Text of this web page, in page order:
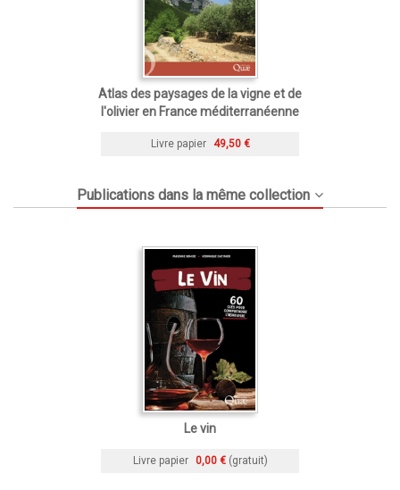
Atlas des paysages de la vigne et de
l'olivier en France méditerranéenne
Livre papier 49,50 €
Publications dans la même collection
Le vin
Livre papier 0,00 € (gratuit)